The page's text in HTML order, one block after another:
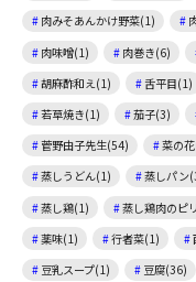
肉みそあんかけ野菜(1)
肉味噌(1)
肉巻き(6)
胡麻酢和え(1)
舌平目(1)
若草焼き(1)
茄子(3)
菅野由子先生(54)
菜の
蒸しうどん(1)
蒸しパン
蒸し鶏(1)
蒸し鶏肉のピ
薬味(1)
行者菜(1)
豆乳スープ(1)
豆腐(36)